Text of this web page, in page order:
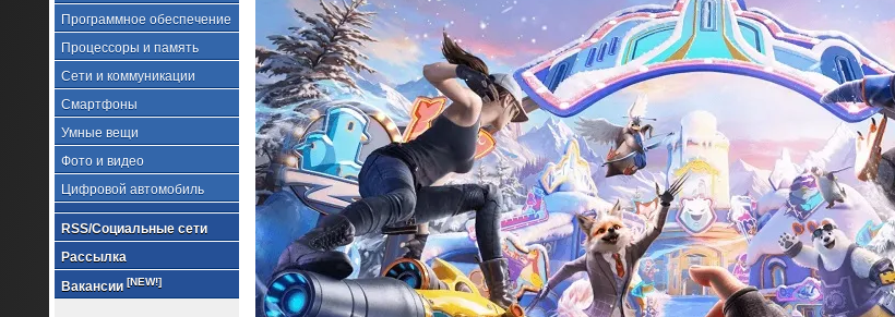
Программное обеспечение
Процессоры и память
Сети и коммуникации
Смартфоны
Умные вещи
Фото и видео
Цифровой автомобиль
RSS/Социальные сети
Рассылка
Вакансии [NEW!]